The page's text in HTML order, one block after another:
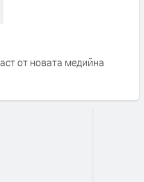
от новата медийна